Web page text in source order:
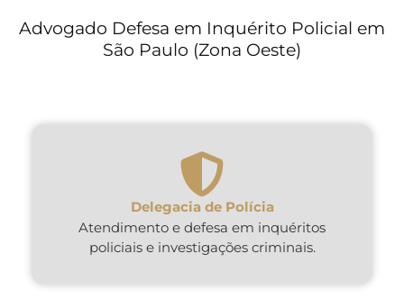
Advogado Defesa em Inquérito Policial em
São Paulo (Zona Oeste)
Delegacia de Polícia
Atendimento e defesa em inquéritos
policiais e investigações criminais.